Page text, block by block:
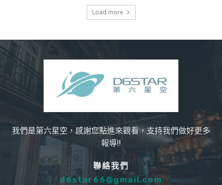
Load more
我們是第六星空，感謝您點進來觀看，支持我們做好更多
報導!!
聯絡我們
d6star66@gmail.com